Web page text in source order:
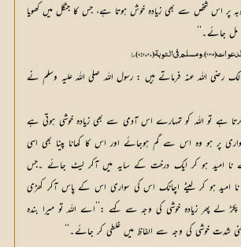
توبہ پر اس شخص سے بھی زیادہ خوش ہوتا ہے، جس کا جنگل میں کھویا
جائے۔‘‘
(2747: 8).]
رضی اللہ عنہ فرماتے ہیں : رسول اللہ صلی اللہ علیہ وسلم نے
کرتا ہے تو اللہ کو تمہارے اس آدمی سے بھی زیادہ خوشی ہوتی ہے
پر ہو وہ اس سے گم ہوجائے اور اس کا کھانا پینا بھی اسی
امید ہو کر ایک درخت کے سایہ میں آکر لیٹ جائے ۔جس
امید ہو کر لیٹے اچانک اس کی سواری اس کے پاس آکر کھڑی
لے پھر زیادہ خوشی کی وجہ سے کہے :’’اے اللہ تو میرا بندہ
شدت خوشی کی وجہ سے الفاظ میں غلطی کر جائے۔‘‘